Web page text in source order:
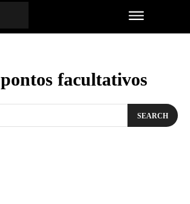
pontos facultativos
SEARCH